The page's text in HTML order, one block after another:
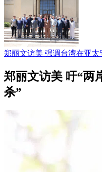
郑丽文访美 强调台湾在亚
郑丽文访美 吁“两
杀”